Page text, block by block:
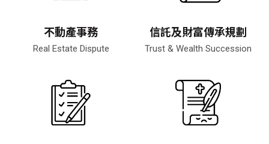
不動產事務
Real Estate Dispute
信託及財富傳承規劃
Trust & Wealth Succession